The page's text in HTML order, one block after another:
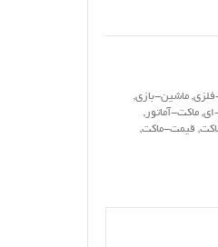
,ماشین-بازی,
ای,ماکت-آماتور,
, قیمت-ماکت,